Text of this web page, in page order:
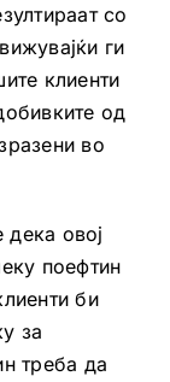
со
ги
клиенти
од
во
овој
поефтин
би
за
треба да